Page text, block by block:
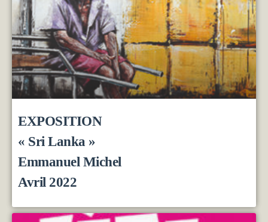
EXPOSITION
« Sri Lanka »
Emmanuel Michel
Avril 2022